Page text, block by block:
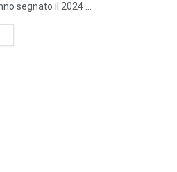
segnato il 2024 ...
DETAILS